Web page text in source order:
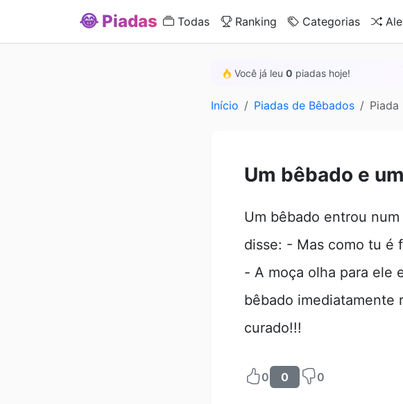
😂 Piadas Todas Ranking Categorias
Você já leu 0 piadas hoje!
Início Piadas de Bêbados Piada
Um bêbado e
Um bêbado entrou
disse: - Mas como tu é
- A moça olha para ele
bêbado imediatamente
curado!!!
0 0 0